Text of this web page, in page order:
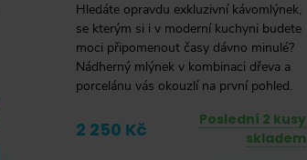
Hledáte opravdu exkluzivní kávomlýnek,
se kterým si i v moderní kuchyni budete
moci připomenout časy dávno minulé?
Nádherný mlýnek v kombinaci dřeva a
porcelánu vás okouzlí na první pohled.
2 250 Kč
Poslední 2 kusy
skladem